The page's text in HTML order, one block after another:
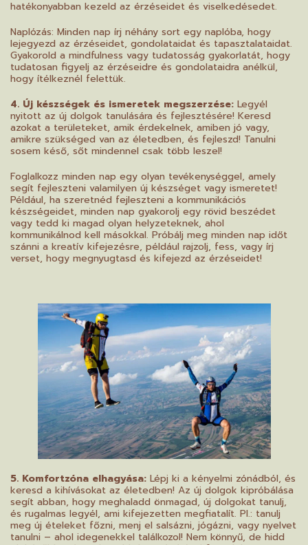
hatékonyabban kezeld az érzéseidet és viselkedésedet.
Naplózás: Minden nap írj néhány sort egy naplóba, hogy
lejegyezd az érzéseidet, gondolataidat és tapasztalataidat.
Gyakorold a mindfulness vagy tudatosság gyakorlatát, hogy
tudatosan figyelj az érzéseidre és gondolataidra anélkül,
hogy ítélkeznél felettük.
4. Új készségek és ismeretek megszerzése: Legyél
nyitott az új dolgok tanulására és fejlesztésére! Keresd
azokat a területeket, amik érdekelnek, amiben jó vagy,
amikre szükséged van az életedben, és fejleszd! Tanulni
sosem késő, sőt mindennel csak több leszel!
Foglalkozz minden nap egy olyan tevékenységgel, amely
segít fejleszteni valamilyen új készséget vagy ismeretet!
Például, ha szeretnéd fejleszteni a kommunikációs
készségeidet, minden nap gyakorolj egy rövid beszédet
vagy tedd ki magad olyan helyzeteknek, ahol
kommunikálnod kell másokkal. Próbálj meg minden nap időt
szánni a kreatív kifejezésre, például rajzolj, fess, vagy írj
verset, hogy megnyugtasd és kifejezd az érzéseidet!
5. Komfortzóna elhagyása: Lépj ki a kényelmi zónádból, és
keresd a kihívásokat az életedben! Az új dolgok kipróbálása
segít abban, hogy meghaladd önmagad, új dolgokat tanulj,
és rugalmas legyél, ami kifejezetten megfiatalít. Pl.: tanulj
meg új ételeket főzni, menj el salsázni, jógázni, vagy nyelvet
tanulni – ahol idegenekkel találkozol! Nem könnyű, de hidd